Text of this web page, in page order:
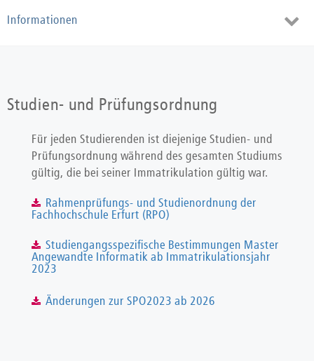
Informationen
Toggle
Studien- und Prüfungsordnung
Für jeden Studierenden ist diejenige Studien- und
Prüfungsordnung während des gesamten Studiums
gültig, die bei seiner Immatrikulation gültig war.
Rahmenprüfungs- und Studienordnung der
Fachhochschule Erfurt (RPO)
Studiengangsspezifische Bestimmungen Master
Angewandte Informatik ab Immatrikulationsjahr
2023
Änderungen zur SPO2023 ab 2026